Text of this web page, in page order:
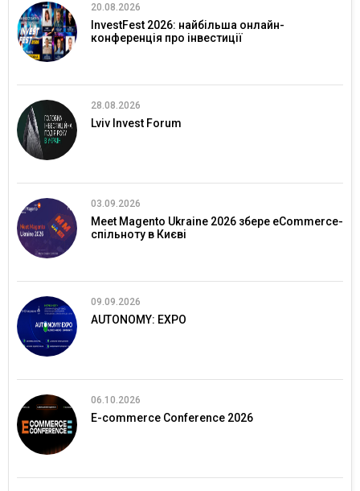
20.08.2026
InvestFest 2026: найбільша онлайн-
конференція про інвестиції
28.08.2026
Lviv Invest Forum
03.09.2026
Meet Magento Ukraine 2026 збере eCommerce-
спільноту в Києві
09.09.2026
AUTONOMY: EXPO
06.10.2026
E-commerce Conference 2026